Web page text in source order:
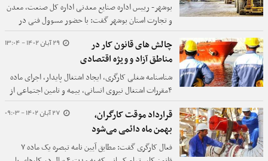
بوشهر- رییس اداره صنایع معدنی اداره کل صنعت، معدن
و تجارت استان بوشهر گفت: با حضور مسوول فنی در
معادن، بهره‌وری از معادن استان بوشهر افزایش می‌یابد.
29 آبان 1402 - 13:04
چالش های قانون کار در
مناطق آزاد و ویژه اقتصادی
شناسنامه شغلی کارگری، ایجاد اشتغال پایدار، اجرای ماده
۴مقررات اشتغال نیروی انسانی، بیمه و تامین اجتماعی از
جمله چالش های نیروی انسانی در مناطق آزاد تجاری و
صنعتی است که باید مورد توجه و بررسی قرار گیرد.
27 آبان 1402 - 09:03
قرارداد موقت کارگران،
بهمن ماه دائمی می‌شود
فعال کارگری گفت: مطابق آیین نامه تبصره یک ماده ۷